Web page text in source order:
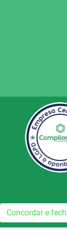
Concordar e